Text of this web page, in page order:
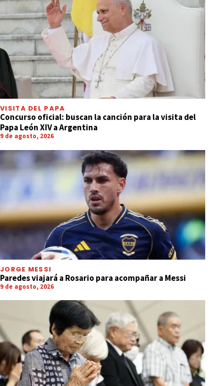
VISITA DEL PAPA
Concurso oficial: buscan la canción para la visita del
Papa León XIV a Argentina
9 de agosto, 2026
JORGE MESSI
Paredes viajará a Rosario para acompañar a Messi
9 de agosto, 2026